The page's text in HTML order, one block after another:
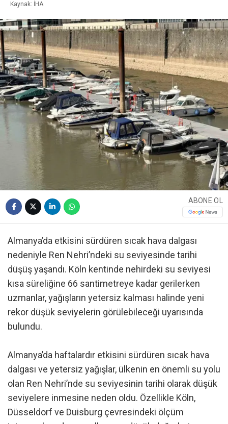
Kaynak: İHA
ABONE OL
Almanya’da etkisini sürdüren sıcak hava dalgası
nedeniyle Ren Nehri’ndeki su seviyesinde tarihi
düşüş yaşandı. Köln kentinde nehirdeki su seviyesi
kısa süreliğine 66 santimetreye kadar gerilerken
uzmanlar, yağışların yetersiz kalması halinde yeni
rekor düşük seviyelerin görülebileceği uyarısında
bulundu.
Almanya’da haftalardır etkisini sürdüren sıcak hava
dalgası ve yetersiz yağışlar, ülkenin en önemli su yolu
olan Ren Nehri’nde su seviyesinin tarihi olarak düşük
seviyelere inmesine neden oldu. Özellikle Köln,
Düsseldorf ve Duisburg çevresindeki ölçüm